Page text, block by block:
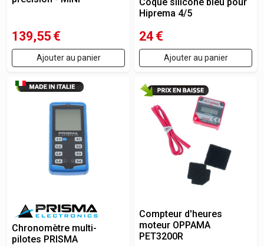
139,55 €
Ajouter au panier
Hiprema 4/5
24 €
Ajouter au panier
Chronomètre multi-
pilotes PRISMA
Compteur d'heures
moteur OPPAMA
PET3200R